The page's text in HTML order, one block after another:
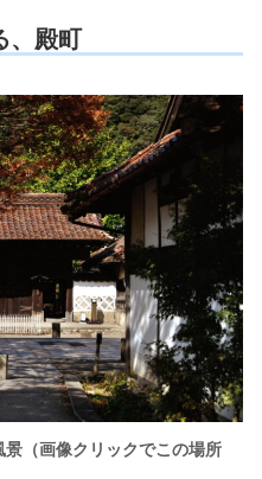
、殿町
景（画像クリックでこの場所